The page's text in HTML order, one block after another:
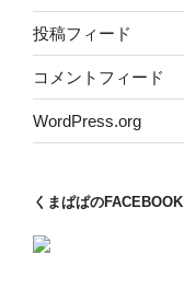
投稿フィード
コメントフィード
WordPress.org
くまぱぱのFACEBOOK